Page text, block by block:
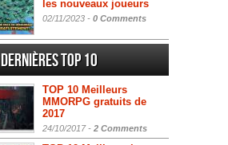
les nouveaux joueurs
02/11/2023 - 0 Comments
Dernières Top 10
TOP 10 Meilleurs
MMORPG gratuits de
2017
24/10/2017 - 2 Comments